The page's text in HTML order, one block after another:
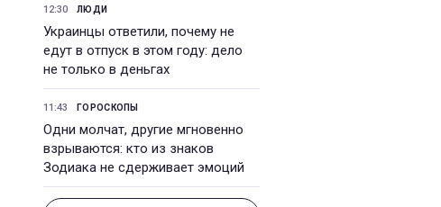
12:30 ЛЮДИ
Украинцы ответили, почему не
едут в отпуск в этом году: дело
не только в деньгах
11:43 ГОРОСКОПЫ
Одни молчат, другие мгновенно
взрываются: кто из знаков
Зодиака не сдерживает эмоций